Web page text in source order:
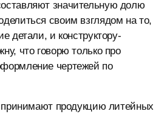
значительную долю
своим взглядом на то,
детали, и конструктору-
что говорю только про
чертежей по
продукцию литейных